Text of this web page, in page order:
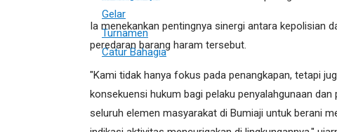
Ia menekankan pentingnya sinergi antara kepolisian
peredaran barang haram tersebut.
"Kami tidak hanya fokus pada penangkapan, tetapi
konsekuensi hukum bagi pelaku penyalahgunaan
seluruh elemen masyarakat di Bumiaji untuk berani